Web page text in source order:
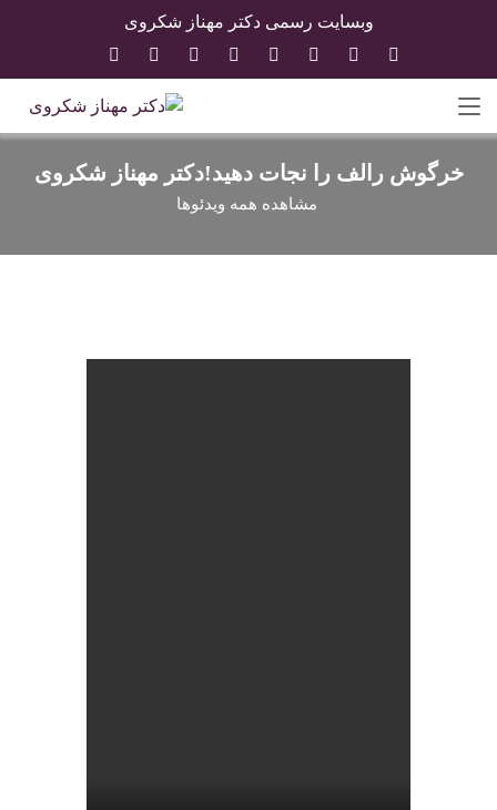
وبسایت رسمی دکتر مهناز شکروی
خرگوش رالف را نجات دهید!دکتر مهناز شکروی
مشاهده همه ویدئوها